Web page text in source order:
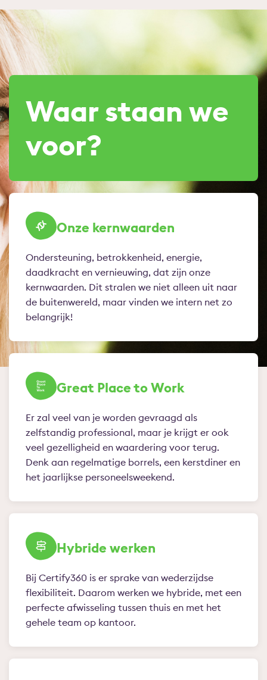
Waar staan we
voor?
Onze kernwaarden
Ondersteuning, betrokkenheid, energie,
daadkracht en vernieuwing, dat zijn onze
kernwaarden. Dit stralen we niet alleen uit naar
de buitenwereld, maar vinden we intern net zo
belangrijk!
Great Place to Work
Er zal veel van je worden gevraagd als
zelfstandig professional, maar je krijgt er ook
veel gezelligheid en waardering voor terug.
Denk aan regelmatige borrels, een kerstdiner en
het jaarlijkse personeelsweekend.
Hybride werken
Bij Certify360 is er sprake van wederzijdse
flexibiliteit. Daarom werken we hybride, met een
perfecte afwisseling tussen thuis en met het
gehele team op kantoor.